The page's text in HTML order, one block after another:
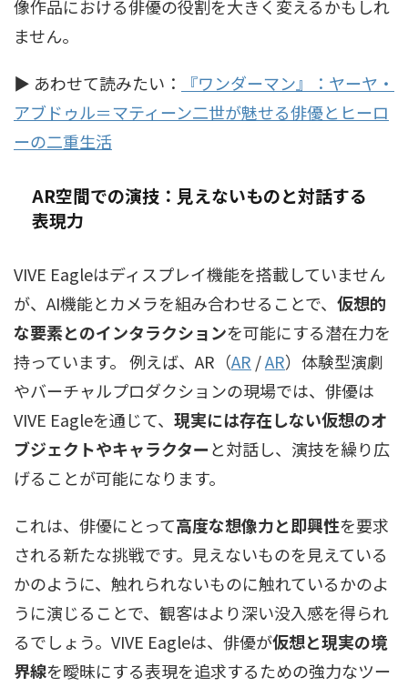
像作品における俳優の役割を大きく変えるかもしれ
ません。
▶ あわせて読みたい：
『ワンダーマン』：ヤーヤ・
アブドゥル＝マティーン二世が魅せる俳優とヒーロ
ーの二重生活
AR空間での演技：見えないものと対話する
表現力
VIVE Eagleはディスプレイ機能を搭載していません
が、AI機能とカメラを組み合わせることで、 仮想的
な要素とのインタラクションを可能にする潜在力を
持っています。 例えば、AR（AR /AR） 体験型演劇
やバーチャルプロダクションの現場では、俳優は
VIVE Eagleを通じて、 現実には存在しない仮想のオ
ブジェクトやキャラクターと対話し、演技を繰り広
げることが可能になります。
これは、俳優にとって高度な想像力と即興性を要求
される新たな挑戦です。見えないものを見えている
かのように、触れられないものに触れているかのよ
うに演じることで、観客はより深い没入感を得られ
るでしょう。VIVE Eagleは、俳優が仮想と現実の境
界線を曖昧にする表現を追求するための強力なツー